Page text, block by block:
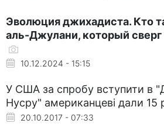
Эволюция джихадиста. Кто
аль-Джулани, который
10.12.2024 - 15:15
У США за спробу вступити в
Нусру" американцеві дали 15
20.10.2017 - 07:33